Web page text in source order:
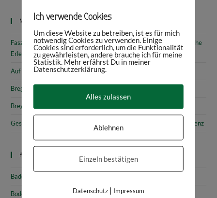
Neueste Beiträge
Faszinierende Geschichte & fantastische Kunst: 10 (kunst)historische
Erlebnisse am Bodensee
Auf den Spuren von Annette von Droste-Hülshoff in Meersburg
Bregenz: Kirchen, Kapellen & Kultur
Bregenz: Stadtgeschichte & Sehenswürdigkeiten
Gesammelte Schätze Vorarlbergs: Das vorarlberg museum in Bregenz
Kategorien
Baden-Württemberg
Bodensee
Ich verwende Cookies
Um diese Website zu betreiben, ist es für mich
notwendig Cookies zu verwenden. Einige
Cookies sind erforderlich, um die Funktionalität
zu gewährleisten, andere brauche ich für meine
Statistik. Mehr erfährst Du in meiner
Datenschutzerklärung.
Alles zulassen
Ablehnen
Einzeln bestätigen
Datenschutz| Impressum